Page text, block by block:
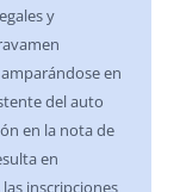
y
en
del auto
en la nota de
en